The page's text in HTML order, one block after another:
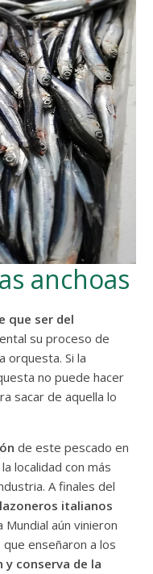
anchoas
que ser del
su proceso de
orquesta. Si la
no puede hacer
sacar de aquella lo
de este pescado en
la localidad con más
A finales del
italianos
aún vinieron
enseñaron a los
y conserva de la